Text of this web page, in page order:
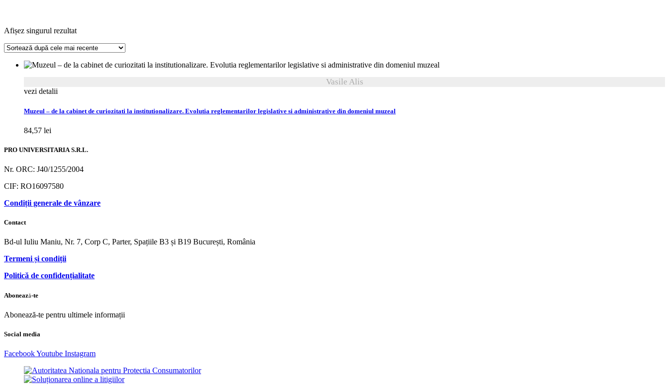
Afișez singurul rezultat
Vasile Alis
vezi detalii
Muzeul – de la cabinet de curiozitati la institutionalizare. Evolutia reglementarilor legislative si administrative din domeniul muzeal
84,57 lei
PRO UNIVERSITARIA S.R.L.
Nr. ORC: J40/1255/2004
CIF: RO16097580
Condiții generale de vânzare
Contact
Bd-ul Iuliu Maniu, Nr. 7, Corp C, Parter, Spațiile B3 și B19 București, România
Termeni și condiții
Politică de confidențialitate
Abonează-te
Abonează-te pentru ultimele informații
Social media
FacebookYoutube Instagram